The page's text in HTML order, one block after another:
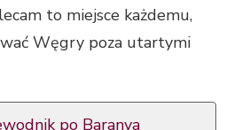
to miejsce każdemu,
Węgry poza utartymi
po Baranya